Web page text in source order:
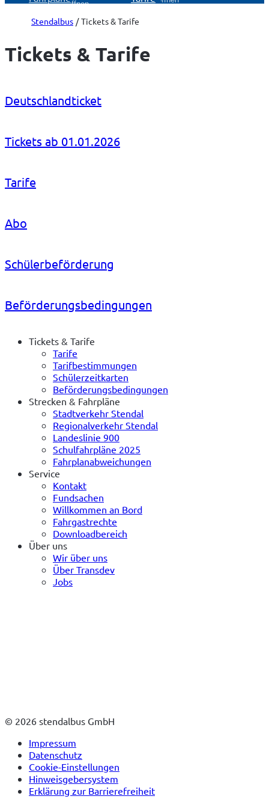
öffnen
Stendalbus Tickets & Tarife
Tickets & Tarife
Deutschlandticket
Tickets ab 01.01.2026
Tarife
Abo
Schülerbeförderung
Beförderungs­bedingungen
Tickets & Tarife
Tarife
Tarifbestimmungen
Schülerzeitkarten
Beförderungsbedingungen
Strecken & Fahrpläne
Stadtverkehr Stendal
Regionalverkehr Stendal
Landeslinie 900
Schulfahrpläne 2025
Fahrplanabweichungen
Service
Kontakt
Fundsachen
Willkommen an Bord
Fahrgastrechte
Downloadbereich
Über uns
Wir über uns
Über Transdev
Jobs
© 2026 stendalbus GmbH
Impressum
Datenschutz
Cookie-Einstellungen
Hinweisgebersystem
Erklärung zur Barrierefreiheit